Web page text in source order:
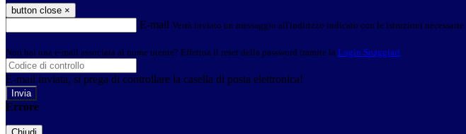
button close ×
E-mail Verrà inviato un messaggio all'indirizzo indicato con le istruzioni necessarie.
Non hai una e-mail associata al nome utente? Effettua il reset della password tramite la Login Spaggiari
E-mail inviata, si prega di controllare la casella di posta elettronica!
Errore